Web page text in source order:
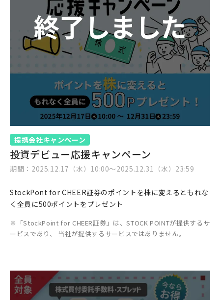
提携会社キャンペーン
投資デビュー応援キャンペーン
期間：2025.12.17（水）10:00〜2025.12.31（水）23:59
StockPont for CHEER証券のポイントを株に変えるともれな
く全員に500ポイントをプレゼント
「StockPoint for CHEER証券」は、STOCK POINTが提供するサ
ービスであり、 当社が提供するサービスではありません。